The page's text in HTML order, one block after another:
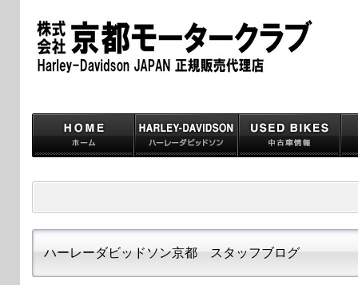
ハーレーダビッドソン京都 スタッフブログ